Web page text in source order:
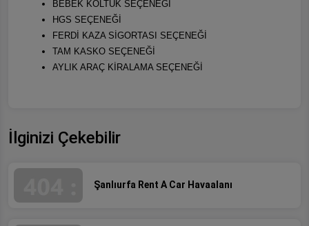
BEBEK KOLTUK SEÇENEĞİ
HGS SEÇENEĞİ
FERDİ KAZA SİGORTASI SEÇENEĞİ
TAM KASKO SEÇENEĞİ
AYLIK ARAÇ KİRALAMA SEÇENEĞİ
İlginizi Çekebilir
Şanlıurfa Rent A Car Havaalanı